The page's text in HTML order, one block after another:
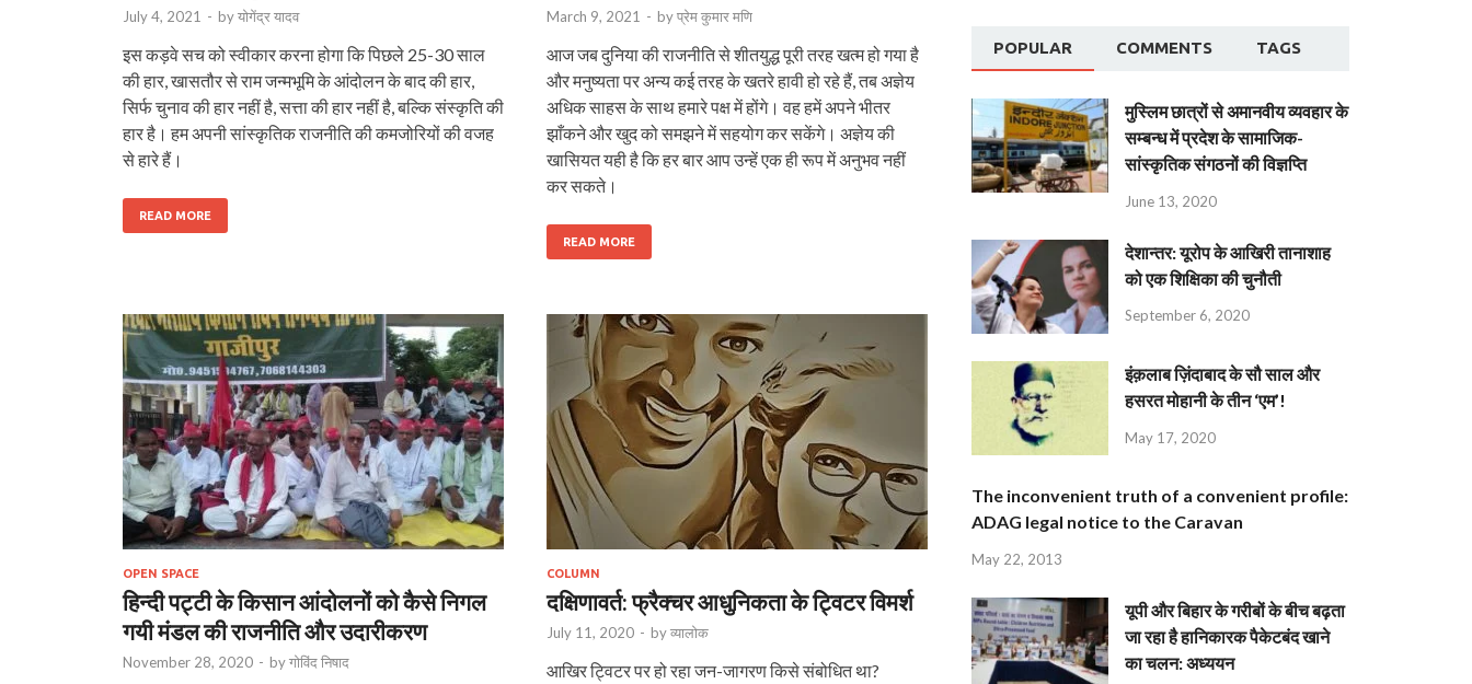
July 4, 2021 - byयोगेंद्र यादव
इस कड़वे सच को स्वीकार करना होगा कि पिछले 25-30 साल
की हार, खासतौर से राम जन्मभूमि के आंदोलन के बाद की हार,
सिर्फ चुनाव की हार नहीं है, सत्ता की हार नहीं है, बल्कि संस्कृति की
हार है। हम अपनी सांस्कृतिक राजनीति की कमजोरियों की वजह
से हारे हैं।
READ MORE
March 9, 2021 - byप्रेम कुमार मणि
आज जब दुनिया की राजनीति से शीतयुद्ध पूरी तरह खत्म हो गया है
और मनुष्यता पर अन्य कई तरह के खतरे हावी हो रहे हैं, तब अज्ञेय
अधिक साहस के साथ हमारे पक्ष में होंगे। वह हमें अपने भीतर
झाँकने और खुद को समझने में सहयोग कर सकेंगे। अज्ञेय की
खासियत यही है कि हर बार आप उन्हें एक ही रूप में अनुभव नहीं
कर सकते।
READ MORE
OPEN SPACE
हिन्दी पट्टी के किसान आंदोलनों को कैसे निगल
गयी मंडल की राजनीति और उदारीकरण
November 28, 2020 - byगोविंद निषाद
COLUMN
दक्षिणावर्त: फ्रैक्चर आधुनिकता के ट्विटर विमर्श
July 11, 2020 - byव्यालोक
आखिर ट्विटर पर हो रहा जन-जागरण किसे संबोधित था?
POPULAR COMMENTS TAGS
मुस्लिम छात्रों से अमानवीय व्यवहार के
सम्बन्ध में प्रदेश के सामाजिक-
सांस्कृतिक संगठनों की विज्ञप्ति
June 13, 2020
देशान्‍तर: यूरोप के आखिरी तानाशाह
को एक शिक्षिका की चुनौती
September 6, 2020
इंक़लाब ज़िंदाबाद के सौ साल और
हसरत मोहानी के तीन ‘एम’!
May 17, 2020
The inconvenient truth of a convenient profile:
ADAG legal notice to the Caravan
May 22, 2013
यूपी और बिहार के गरीबों के बीच बढ़ता
जा रहा है हानिकारक पैकेटबंद खाने
का चलन: अध्ययन